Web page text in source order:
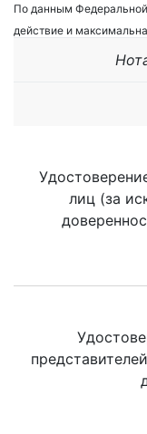
По данным Федеральной
действие и
лиц (за